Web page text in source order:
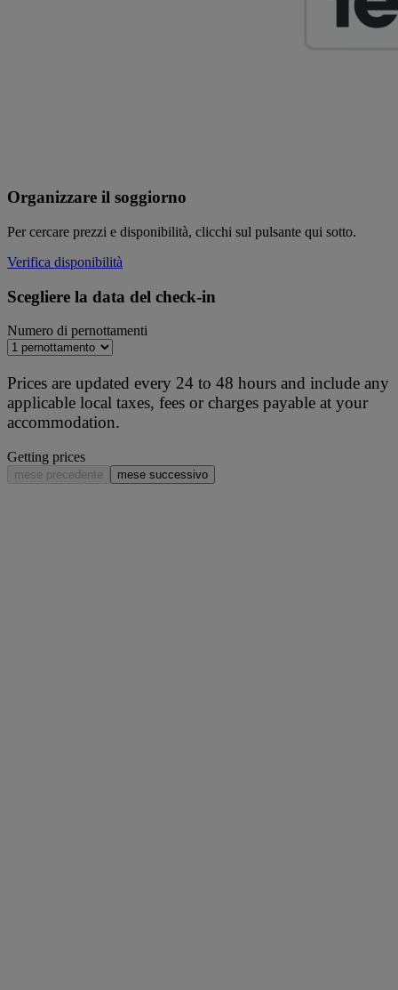
Organizzare il soggiorno
Per cercare prezzi e disponibilità, clicchi sul pulsante qui sotto.
Verifica disponibilità
Scegliere la data del check-in
Numero di pernottamenti
Prices are updated every 24 to 48 hours and include any
applicable local taxes, fees or charges payable at your
accommodation.
Getting prices
mese precedente mese successivo